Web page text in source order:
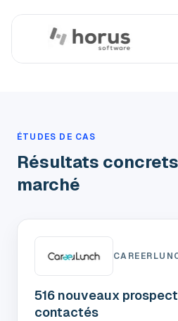
ÉTUDES DE CAS
Résultats
marché
516 nouveaux
contactés